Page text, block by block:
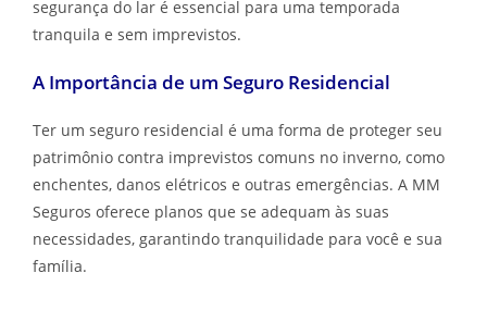
mantenha o sistema de aquecimento em dia. A
segurança do lar é essencial para uma temporada
tranquila e sem imprevistos.
A Importância de um Seguro Residencial
Ter um seguro residencial é uma forma de proteger seu
patrimônio contra imprevistos comuns no inverno, como
enchentes, danos elétricos e outras emergências. A MM
Seguros oferece planos que se adequam às suas
necessidades, garantindo tranquilidade para você e sua